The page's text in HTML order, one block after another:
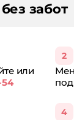
забот
или
54
2
4